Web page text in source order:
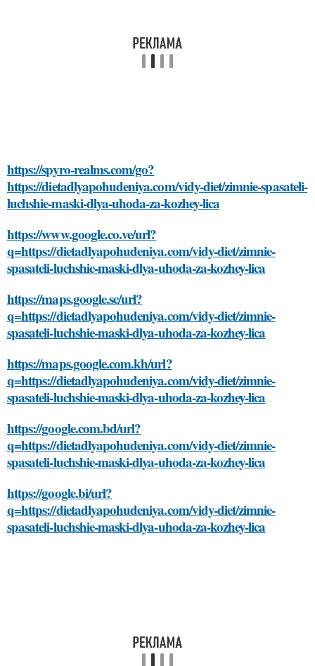
https://spyro-realms.com/go?
https://dietadlyapohudeniya.com/vidy-diet/zimnie-spasateli-
luchshie-maski-dlya-uhoda-za-kozhey-lica
https://www.google.co.ve/url?
q=https://dietadlyapohudeniya.com/vidy-diet/zimnie-
spasateli-luchshie-maski-dlya-uhoda-za-kozhey-lica
https://maps.google.sc/url?
q=https://dietadlyapohudeniya.com/vidy-diet/zimnie-
spasateli-luchshie-maski-dlya-uhoda-za-kozhey-lica
https://maps.google.com.kh/url?
q=https://dietadlyapohudeniya.com/vidy-diet/zimnie-
spasateli-luchshie-maski-dlya-uhoda-za-kozhey-lica
https://google.com.bd/url?
q=https://dietadlyapohudeniya.com/vidy-diet/zimnie-
spasateli-luchshie-maski-dlya-uhoda-za-kozhey-lica
https://google.bi/url?
q=https://dietadlyapohudeniya.com/vidy-diet/zimnie-
spasateli-luchshie-maski-dlya-uhoda-za-kozhey-lica